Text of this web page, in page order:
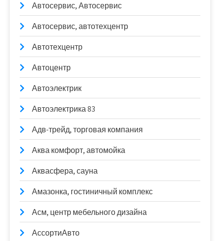
Автосервис, Автосервис
Автосервис, автотехцентр
Автотехцентр
Автоцентр
Автоэлектрик
Автоэлектрика 83
Адв-трейд, торговая компания
Аква комфорт, автомойка
Аквасфера, сауна
Амазонка, гостиничный комплекс
Асм, центр мебельного дизайна
АссортиАвто